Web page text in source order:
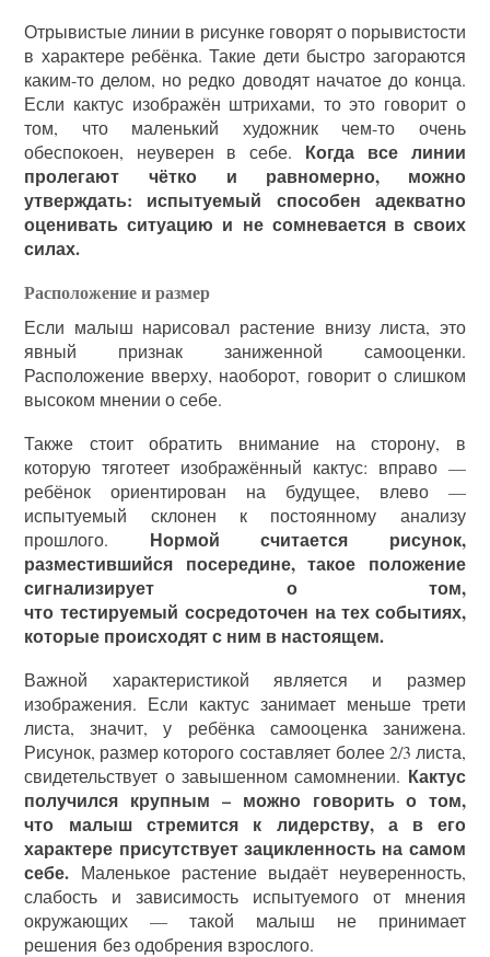
Отрывистые линии в рисунке говорят о порывистости
в характере ребёнка. Такие дети быстро загораются
каким-то делом, но редко доводят начатое до конца.
Если кактус изображён штрихами, то это говорит о
том, что маленький художник чем-то очень
обеспокоен, неуверен в себе. Когда все линии
пролегают чётко и равномерно, можно
утверждать: испытуемый способен адекватно
оценивать ситуацию и не сомневается в своих
силах.
Расположение и размер
Если малыш нарисовал растение внизу листа, это
явный признак заниженной самооценки.
Расположение вверху, наоборот, говорит о слишком
высоком мнении о себе.
Также стоит обратить внимание на сторону, в
которую тяготеет изображённый кактус: вправо —
ребёнок ориентирован на будущее, влево —
испытуемый склонен к постоянному анализу
прошлого. Нормой считается рисунок,
разместившийся посередине, такое положение
сигнализирует о том,
что тестируемый сосредоточен на тех событиях,
которые происходят с ним в настоящем.
Важной характеристикой является и размер
изображения. Если кактус занимает меньше трети
листа, значит, у ребёнка самооценка занижена.
Рисунок, размер которого составляет более 2/3 листа,
свидетельствует о завышенном самомнении. Кактус
получился крупным – можно говорить о том,
что малыш стремится к лидерству, а в его
характере присутствует зацикленность на самом
себе. Маленькое растение выдаёт неуверенность,
слабость и зависимость испытуемого от мнения
окружающих — такой малыш не принимает
решения без одобрения взрослого.